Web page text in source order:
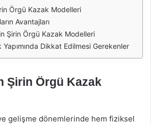
Örgü Kazak Modelleri
Avantajları
Şirin Örgü Kazak Modelleri
Dikkat Edilmesi Gerekenler
Şirin Örgü Kazak
gelişme dönemlerinde hem fiziksel